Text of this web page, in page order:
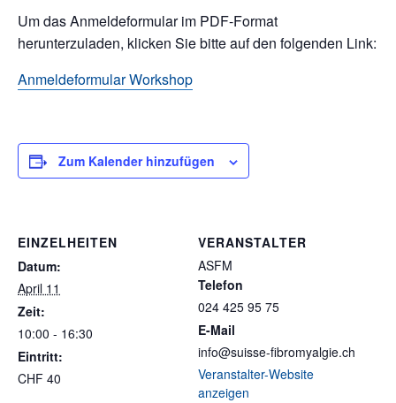
Um das Anmeldeformular im PDF-Format
herunterzuladen, klicken Sie bitte auf den folgenden Link:
Anmeldeformular Workshop
Zum Kalender hinzufügen
EINZELHEITEN
Datum:
April 11
Zeit:
10:00 - 16:30
Eintritt:
CHF 40
VERANSTALTER
ASFM
Telefon
024 425 95 75
E-Mail
info@suisse-fibromyalgie.ch
Veranstalter-Website
anzeigen